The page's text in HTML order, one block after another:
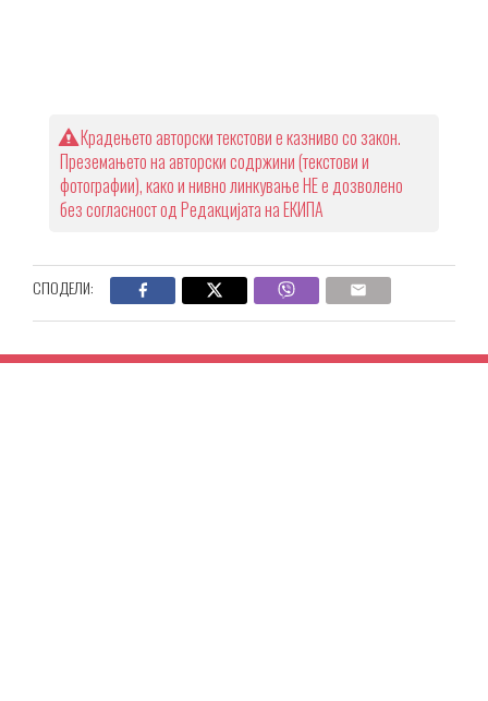
Крадењето авторски текстови е казниво со закон.
Преземањето на авторски содржини (текстови и
фотографии), како и нивно линкување НЕ е дозволено
без согласност од Редакцијата на ЕКИПА
СПОДЕЛИ: